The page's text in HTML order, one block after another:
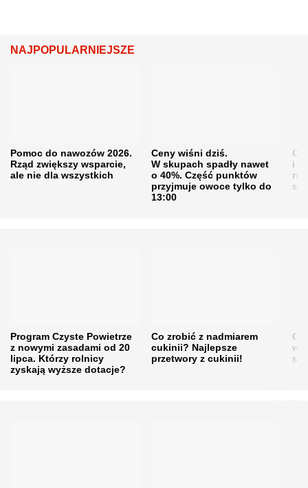
NAJPOPULARNIEJSZE
Pomoc do nawozów 2026.
Rząd zwiększy wsparcie,
ale nie dla wszystkich
Ceny wiśni dziś.
W skupach spadły nawet
o 40%. Część punktów
przyjmuje owoce tylko do
13:00
i
Program Czyste Powietrze
z nowymi zasadami od 20
lipca. Którzy rolnicy
zyskają wyższe dotacje?
Co zrobić z nadmiarem
cukinii? Najlepsze
przetwory z cukinii!
w